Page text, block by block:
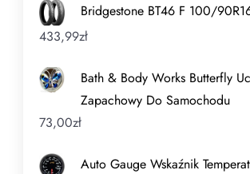
Bridgestone BT46 F 100/
433,99zł
Bath & Body Works Butterfly
Zapachowy Do Samochodu
73,00zł
Auto Gauge Wskaźnik